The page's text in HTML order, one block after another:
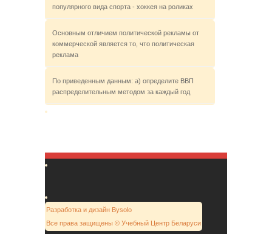
популярного вида спорта - хоккея на роликах
Основным отличием политической рекламы от
коммерческой является то, что политическая
реклама
По приведенным данным: а) определите ВВП
распределительным методом за каждый год
Разработка и дизайн Bysolo
Все права защищены © Учебный Центр Беларуси